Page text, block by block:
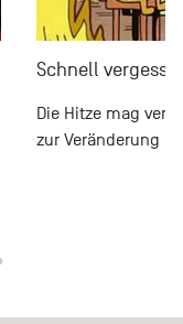
Schnell
Die Hitze mag
zur Veränderung